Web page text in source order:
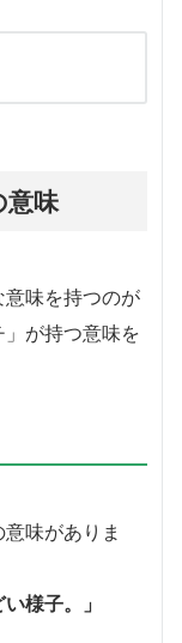
意味
味を持つのが
」が持つ意味を
味がありま
様子。」